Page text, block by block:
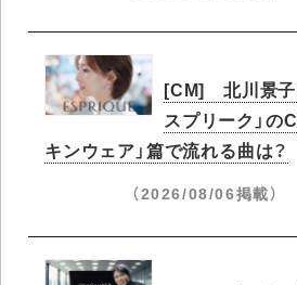
[CM] 北川景子
スプリーク」の
キンウェア」篇で流れる曲は？
（2026/08/06掲載）